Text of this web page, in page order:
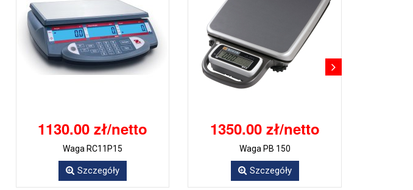
1130.00 zł/netto
Waga RC11P15
Szczegóły
1350.00 zł/netto
Waga PB 150
Szczegóły